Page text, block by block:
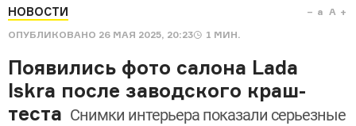
НОВОСТИ
ОПУБЛИКОВАНО 26 МАЯ 2025, 20:23 1 МИН.
a A
Появились фото салона Lada
Iskra после заводского краш-
теста Снимки интерьера показали серьезные